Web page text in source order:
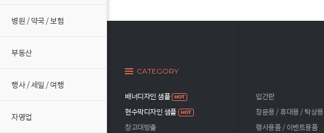
병원 / 약국 / 보험
부동산
행사 / 세일 / 여행
자영업
CATEGORY
배너디자인 샘플
현수막디자인 샘플
창고대방출
입간판
창문용 / 휴대용 / 탁상용
행사용품 / 이벤트용품